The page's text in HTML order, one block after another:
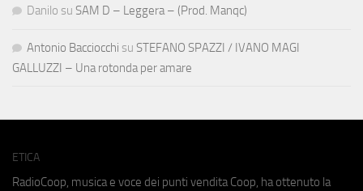
Danilo su SAM D – Leggera – (Prod. Manqc)
Antonio Bacciocchi su STEFANO SPAZZI / IVANO MAGI
GALLUZZI – Una rotonda per amare
ETICA
RadioCoop, musica e voce dei punti vendita Coop, ha ottenuto la